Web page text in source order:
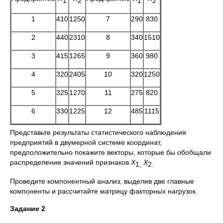
1 4101250 7 290 830
2 4402310 8 3401510
3 4151265 9 360 980
4 3202405 10 3201250
5 3251270 11 275 820
6 3301225 12 485 1115
Представьте результаты статистического наблюдения
предприятий в двумерной системе координат,
предположительно покажите векторы, которые бы обобщали
распределение значений признаков Х1, Х2.
Проведите компонентный анализ, выделив две главные
компоненты и рассчитайте матрицу факторных нагрузок.
Задание 2